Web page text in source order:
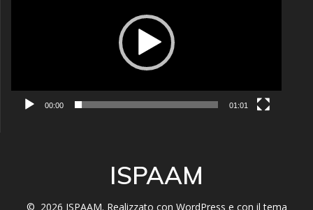
00:00 01:01
ISPAAM
© 2026 ISPAAM. Realizzato con WordPress e con il tema